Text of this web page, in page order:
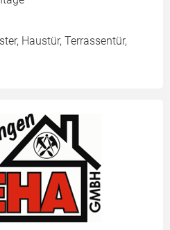
Haustür, Terrassentür,